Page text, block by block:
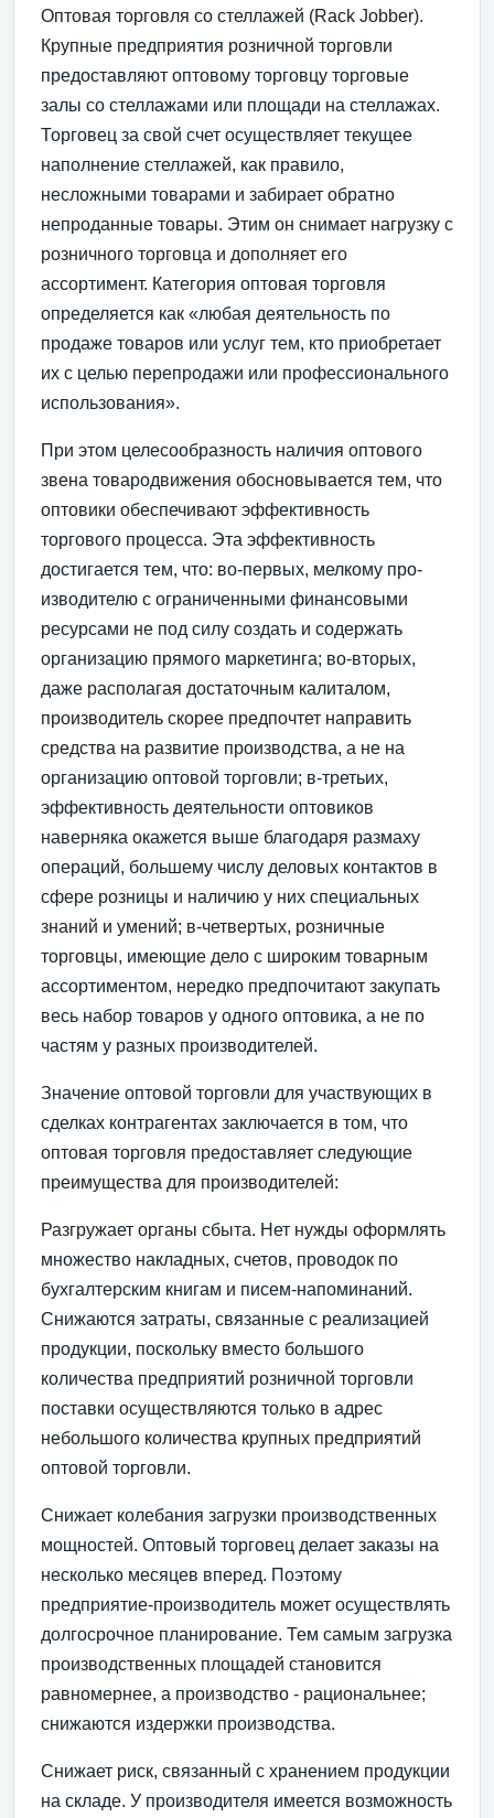
Оптовая торговля со стеллажей (Rack Jobber).
Круп­ные предприятия розничной торговли
предоставляют оп­товому торговцу торговые
залы со стеллажами или пло­щади на стеллажах.
Торговец за свой счет осуществляет текущее
наполнение стеллажей, как правило,
несложными товарами и забирает обратно
непроданные товары. Этим он снимает нагрузку с
розничного торговца и дополняет его
ассортимент. Катего­рия оптовая торговля
определяется как «любая деятель­ность по
продаже товаров или услуг тем, кто приобретает
их с целью перепродажи или профессионального
использо­вания».
При этом целесообразность наличия оптового
звена товародвижения обосновывается тем, что
оптовики обес­печивают эффективность
торгового процесса. Эта эффек­тивность
достигается тем, что: во-первых, мелкому про­
изводителю с ограниченными финансовыми
ресурсами не под силу создать и содержать
организацию прямого мар­кетинга; во-вторых,
даже располагая достаточным калиталом,
производитель скорее предпочтет направить
сред­ства на развитие производства, а не на
организацию оптовой торговли; в-третьих,
эффективность деятельности оптовиков
наверняка окажется выше благодаря размаху
операций, большему числу деловых контактов в
сфере розницы и наличию у них специальных
знаний и уме­ний; в-четвертых, розничные
торговцы, имеющие дело с широким товарным
ассортиментом, нередко предпочи­тают закупать
весь набор товаров у одного оптовика, а не по
частям у разных производителей.
Значение оптовой торговли для участвующих в
сделках контрагентах заключается в том, что
оптовая торговля пре­доставляет следующие
преимущества для производителей:
Разгружает органы сбыта. Нет нужды оформлять
мно­жество накладных, счетов, проводок по
бухгалтерским книгам и писем-напоминаний.
Снижаются затраты, свя­занные с реализацией
продукции, поскольку вместо боль­шого
количества предприятий розничной торговли
постав­ки осуществляются только в адрес
небольшого количест­ва крупных предприятий
оптовой торговли.
Снижает колебания загрузки производственных
мощ­ностей. Оптовый торговец делает заказы на
несколько месяцев вперед. Поэтому
предприятие-производитель может осуществлять
долгосрочное планирование. Тем самым загрузка
производственных площадей становится
равномернее, а производство - рациональнее;
снижают­ся издержки производства.
Снижает риск, связанный с хранением продукции
на складе. У производителя имеется возможность